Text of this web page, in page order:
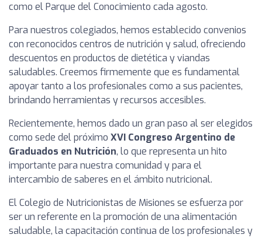
como el Parque del Conocimiento cada agosto.
Para nuestros colegiados, hemos establecido convenios
con reconocidos centros de nutrición y salud, ofreciendo
descuentos en productos de dietética y viandas
saludables. Creemos firmemente que es fundamental
apoyar tanto a los profesionales como a sus pacientes,
brindando herramientas y recursos accesibles.
Recientemente, hemos dado un gran paso al ser elegidos
como sede del próximo XVI Congreso Argentino de
Graduados en Nutrición, lo que representa un hito
importante para nuestra comunidad y para el
intercambio de saberes en el ámbito nutricional.
El Colegio de Nutricionistas de Misiones se esfuerza por
ser un referente en la promoción de una alimentación
saludable, la capacitación continua de los profesionales y